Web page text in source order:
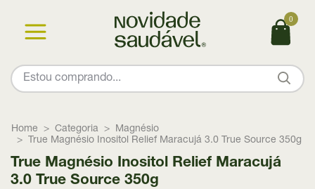
0
Home Categoria
Magnésio
True Magnésio Inositol Relief Maracujá 3.0 True Source 350g
True Magnésio Inositol Relief Maracujá
3.0 True Source 350g